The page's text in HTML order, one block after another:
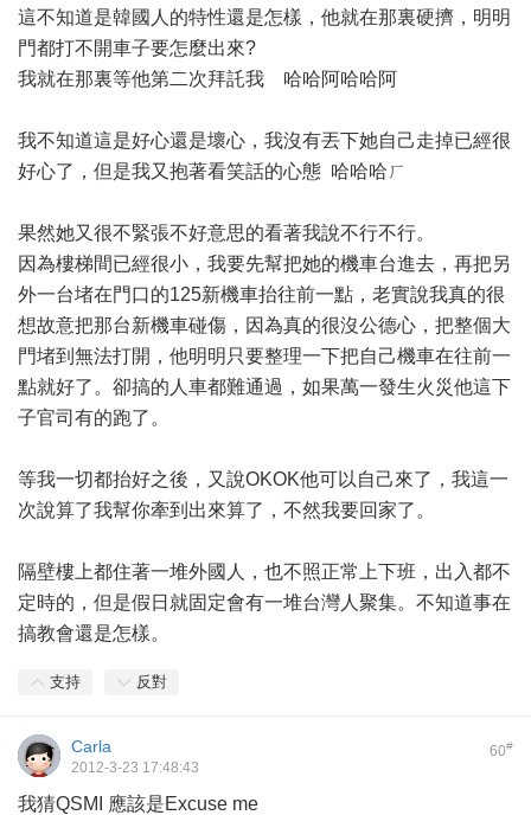
這不知道是韓國人的特性還是怎樣，他就在那裏硬擠，明明
門都打不開車子要怎麼出來?
我就在那裏等他第二次拜託我 哈哈阿哈哈阿
我不知道這是好心還是壞心，我沒有丟下她自己走掉已經很
好心了，但是我又抱著看笑話的心態 哈哈哈ㄏ
果然她又很不緊張不好意思的看著我說不行不行。
因為樓梯間已經很小，我要先幫把她的機車台進去，再把另
外一台堵在門口的125新機車抬往前一點，老實說我真的很
想故意把那台新機車碰傷，因為真的很沒公德心，把整個大
門堵到無法打開，他明明只要整理一下把自己機車在往前一
點就好了。卻搞的人車都難通過，如果萬一發生火災他這下
子官司有的跑了。
等我一切都抬好之後，又說OKOK他可以自己來了，我這一
次說算了我幫你牽到出來算了，不然我要回家了。
隔壁樓上都住著一堆外國人，也不照正常上下班，出入都不
定時的，但是假日就固定會有一堆台灣人聚集。不知道事在
搞教會還是怎樣。
支持 反對
60#
Carla
2012-3-23 17:48:43
我猜QSMI 應該是Excuse me